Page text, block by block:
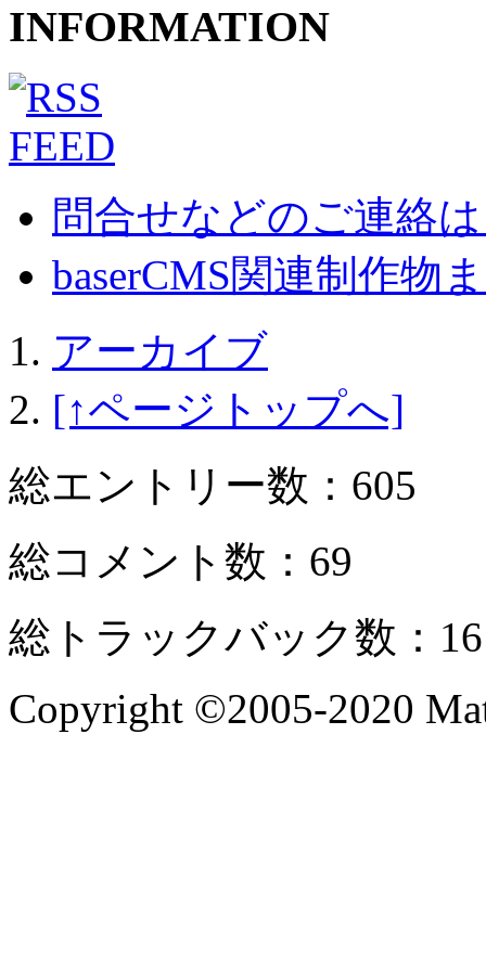
INFORMATION
問合せなどのご連絡
baserCMS関連制作物
アーカイブ
[↑ページトップへ]
総エントリー数：605
総コメント数：69
総トラックバック数：16
Copyright ©2005-2020